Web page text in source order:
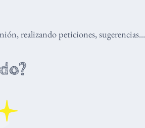
realizando peticiones, sugerencias...